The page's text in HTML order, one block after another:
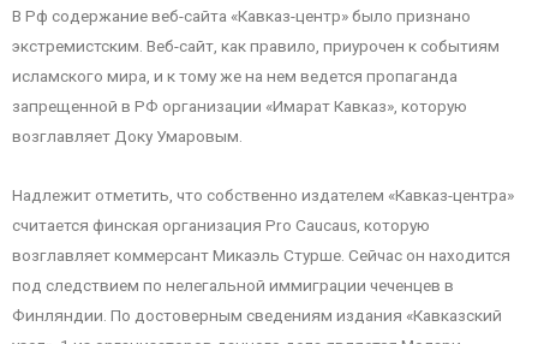
В Рф содержание веб-сайта «Кавказ-центр» было признано
экстремистским. Веб-сайт, как правило, приурочен к событиям
исламского мира, и к тому же на нем ведется пропаганда
запрещенной в РФ организации «Имарат Кавказ», которую
возглавляет Доку Умаровым.
Надлежит отметить, что собственно издателем «Кавказ-центра»
считается финская организация Pro Caucaus, которую
возглавляет коммерсант Микаэль Стурше. Сейчас он находится
под следствием по нелегальной иммиграции чеченцев в
Финляндии. По достоверным сведениям издания «Кавказский